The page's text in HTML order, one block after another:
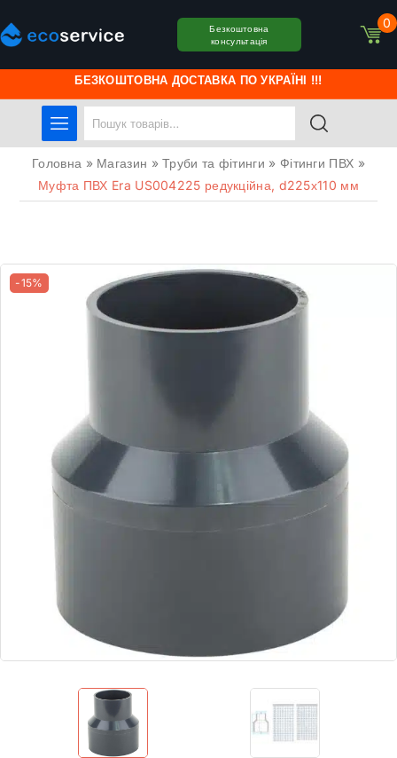
БЕЗКОШТОВНА ДОСТАВКА ПО УКРАЇНІ !!!
Безкоштовна
консультація
0
Головна » Магазин »Труби та фітинги » Фітинги ПВХ »
Муфта ПВХ Era US004225 редукційна, d225х110 мм
-15%